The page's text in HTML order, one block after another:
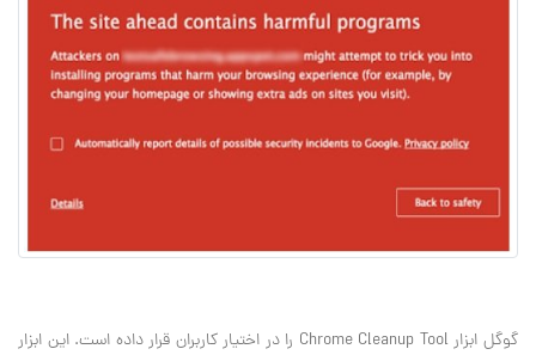
گوگل ابزار Chrome Cleanup Tool را در اختیار کاربران قرار داده است. این ابزار